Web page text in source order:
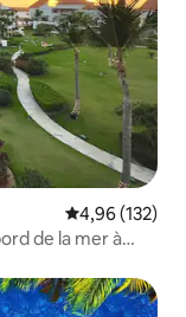
Évaluation
4,96 (132)
de la mer à